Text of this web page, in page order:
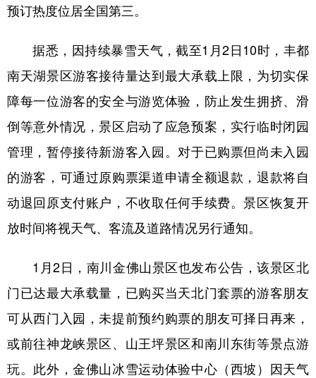
预订热度位居全国第三。
据悉，因持续暴雪天气，截至1月2日10时，丰都
南天湖景区游客接待量达到最大承载上限，为切实保
障每一位游客的安全与游览体验，防止发生拥挤、滑
倒等意外情况，景区启动了应急预案，实行临时闭园
管理，暂停接待新游客入园。对于已购票但尚未入园
的游客，可通过原购票渠道申请全额退款，退款将自
动退回原支付账户，不收取任何手续费。景区恢复开
放时间将视天气、客流及道路情况另行通知。
1月2日，南川金佛山景区也发布公告，该景区北
门已达最大承载量，已购买当天北门套票的游客朋友
可从西门入园，未提前预约购票的朋友可择日再来，
或前往神龙峡景区、山王坪景区和南川东街等景点游
玩。此外，金佛山冰雪运动体验中心（西坡）因天气